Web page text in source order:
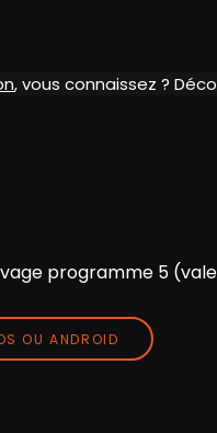
, vous connaissez ?
programme 5
OU ANDROID